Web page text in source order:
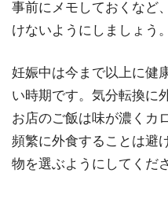
事前にメモしておくなど
けないようにしましょう。
妊娠中は今まで以上に健
い時期です。気分転換に
お店のご飯は味が濃くカ
頻繁に外食することは避
物を選ぶようにしてくだ